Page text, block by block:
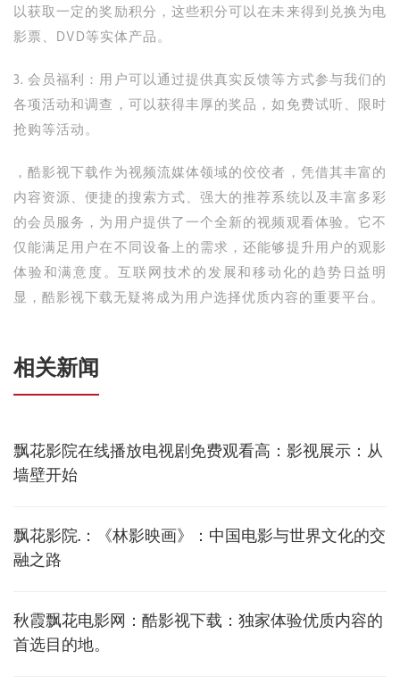
以获取一定的奖励积分，这些积分可以在未来得到兑换为电
影票、DVD等实体产品。
3. 会员福利：用户可以通过提供真实反馈等方式参与我们的
各项活动和调查，可以获得丰厚的奖品，如免费试听、限时
抢购等活动。
，酷影视下载作为视频流媒体领域的佼佼者，凭借其丰富的
内容资源、便捷的搜索方式、强大的推荐系统以及丰富多彩
的会员服务，为用户提供了一个全新的视频观看体验。它不
仅能满足用户在不同设备上的需求，还能够提升用户的观影
体验和满意度。互联网技术的发展和移动化的趋势日益明
显，酷影视下载无疑将成为用户选择优质内容的重要平台。
相关新闻
飘花影院在线播放电视剧免费观看高：影视展示：从
墙壁开始
飘花影院.：《林影映画》：中国电影与世界文化的交
融之路
秋霞飘花电影网：酷影视下载：独家体验优质内容的
首选目的地。